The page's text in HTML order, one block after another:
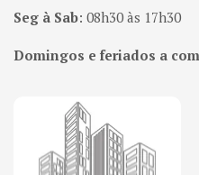
Seg à Sab: 08h30 às 17h30
Domingos e feriados a
Página inicial